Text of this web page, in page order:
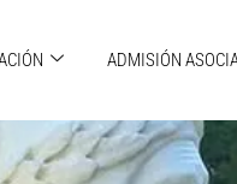
ADMISIÓN